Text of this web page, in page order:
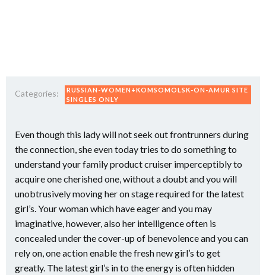
Categories:
RUSSIAN-WOMEN+KOMSOMOLSK-ON-AMUR SITE
SINGLES ONLY
Even though this lady will not seek out frontrunners during
the connection, she even today tries to do something to
understand your family product cruiser imperceptibly to
acquire one cherished one, without a doubt and you will
unobtrusively moving her on stage required for the latest
girl’s. Your woman which have eager and you may
imaginative, however, also her intelligence often is
concealed under the cover-up of benevolence and you can
rely on, one action enable the fresh new girl’s to get
greatly. The latest girl’s in to the energy is often hidden